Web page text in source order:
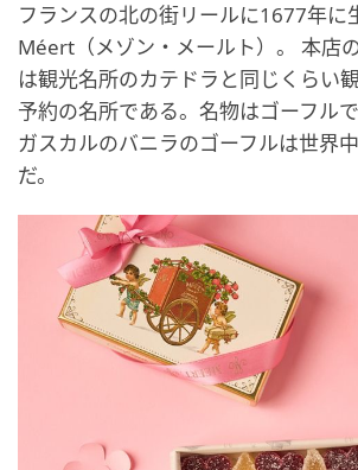
フランスの北の街リールに1677年に
Méert（メゾン・メールト）。 本店
は観光名所のカテドラと同じくらい
予約の名所である。名物はゴーフル
ガスカルのバニラのゴーフルは世界
だ。